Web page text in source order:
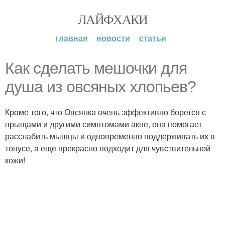
ЛАЙФХАКИ
главная новости статьи
Как сделать мешочки для
душа из овсяных хлопьев?
Кроме того, что Овсянка очень эффективно борется с
прыщами и другими симптомами акне, она помогает
расслабить мышцы и одновременно поддерживать их в
тонусе, а еще прекрасно подходит для чувствительной
кожи!